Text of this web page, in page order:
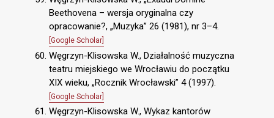
Beethovena – wersja oryginalna czy
opracowanie?, „Muzyka” 26 (1981), nr 3–4.
[Google Scholar]
Węgrzyn-Klisowska W., Działalność muzyczna
teatru miejskiego we Wrocławiu do początku
XIX wieku, „Rocznik Wrocławski” 4 (1997).
[Google Scholar]
Węgrzyn-Klisowska W., Wykaz kantorów